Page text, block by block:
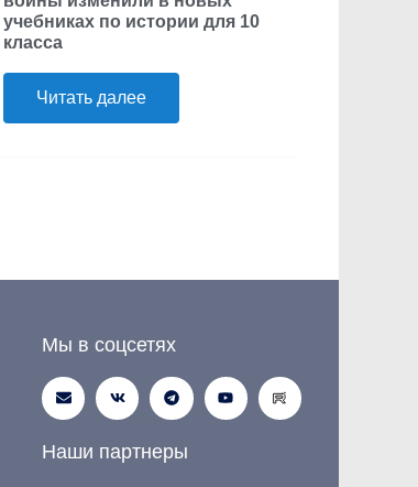
учебниках по истории для 10
класса
Читать далее
Мы в соцсетях
Наши партнеры